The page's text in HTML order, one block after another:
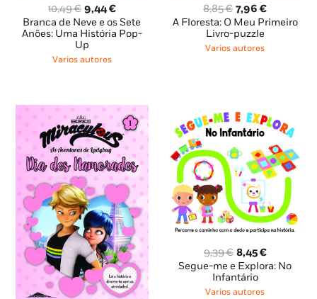
10,49€ O
preço
original
era:
10,49 €.
9,44€O
preço
atual
Branca de Neve e os Sete
Anões: Uma História Pop-
Up
Varios autores
8,85€ O
preço
original
era:
7,96€O
preço
A Floresta: O Meu Primeiro
Livro-puzzle
Varios autores
9,39€ O
preço
original
era:
8,45€O
preço
Segue-me e Explora: No
Infantário
Varios autores